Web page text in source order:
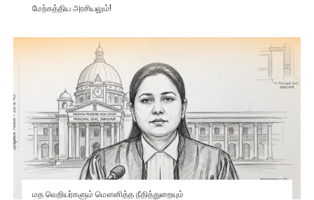
மேற்கத்திய அரசியலும்!
மத வெறியர்களும் மௌனித்த நீதித்துறையும்